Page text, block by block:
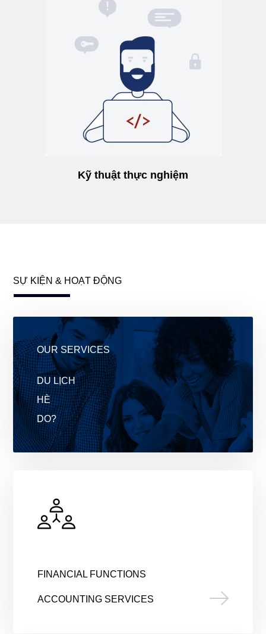
Kỹ thuật thực nghiệm
SỰ KIỆN & HOẠT ĐỘNG
Sự kiện nội bộ
OUR SERVICES
DU LỊCH
HÈ
DO?
FINANCIAL FUNCTIONS
ACCOUNTING SERVICES